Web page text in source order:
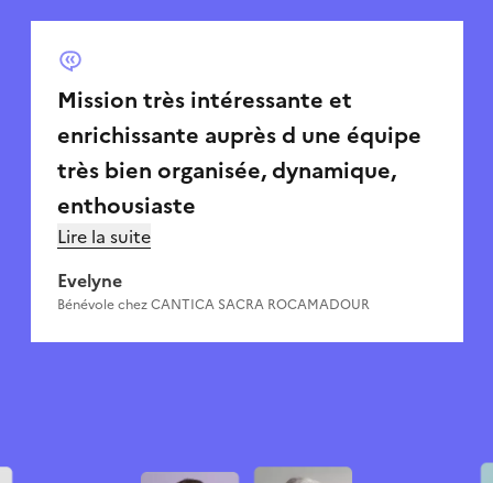
Mission très intéressante et
enrichissante auprès d une équipe
très bien organisée, dynamique,
enthousiaste
Lire la suite
Evelyne
Bénévole chezCANTICA SACRA ROCAMADOUR